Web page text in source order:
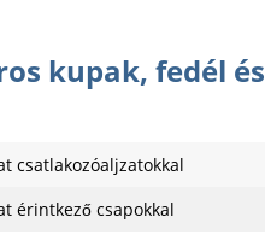
kupak, fedél és
csatlakozóaljzatokkal
érintkező csapokkal